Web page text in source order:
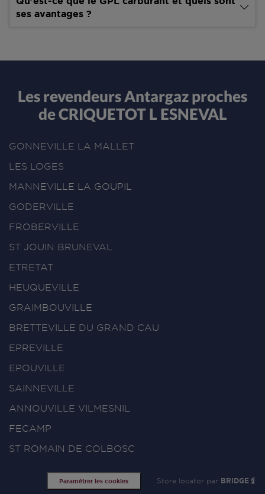
ses avantages ?
Les revendeurs Antargaz proches
de CRIQUETOT L ESNEVAL
GONNEVILLE LA MALLET
LES LOGES
MANNEVILLE LA GOUPIL
GODERVILLE
FROBERVILLE
ST JOUIN BRUNEVAL
ETRETAT
HEUQUEVILLE
GRAIMBOUVILLE
BRETTEVILLE DU GRAND CAU
EPREVILLE
EPOUVILLE
SAINNEVILLE
ANNOUVILLE VILMESNIL
FECAMP
ST ROMAIN DE COLBOSC
Paramétrer les cookies Store locator par BRIDGE